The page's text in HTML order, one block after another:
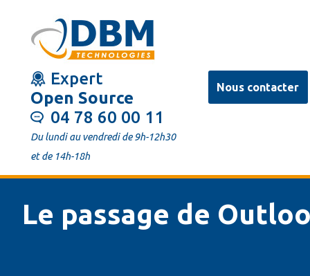
principal
Expert
Open Source
04 78 60 00 11
Du lundi au vendredi de 9h-12h30
et de 14h-18h
Nous contacter
Le passage de